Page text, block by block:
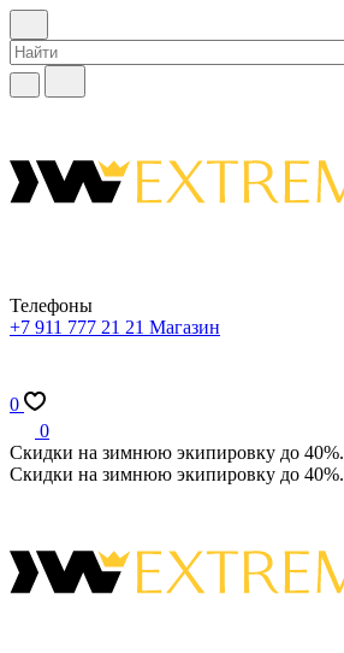
Телефоны
+7 911 777 21 21 Магазин
0
0
Скидки на зимнюю экипировку до 40%.
Скидки на зимнюю экипировку до 40%.